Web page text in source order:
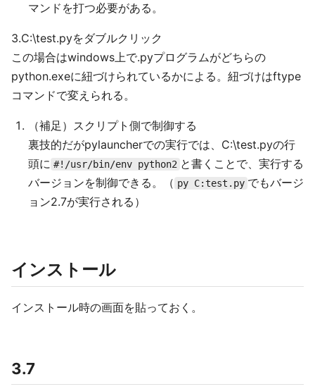
マンドを打つ必要がある。
3.C:\test.pyをダブルクリック
この場合はwindows上で.pyプログラムがどちらの
python.exeに紐づけられているかによる。紐づけはftype
コマンドで変えられる。
（補足）スクリプト側で制御する
裏技的だがpylauncherでの実行では、C:\test.pyの行
頭に #!/usr/bin/env python2 と書くことで、実行する
バージョンを制御できる。（ py C:test.py でもバージ
ョン2.7が実行される）
インストール
インストール時の画面を貼っておく。
3.7